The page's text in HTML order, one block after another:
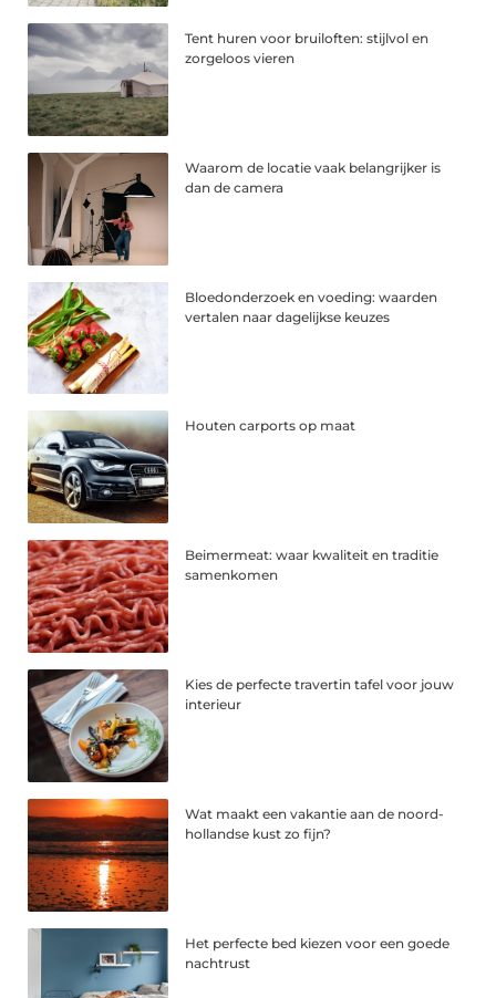
Tent huren voor bruiloften: stijlvol en
zorgeloos vieren
Waarom de locatie vaak belangrijker is
dan de camera
Bloedonderzoek en voeding: waarden
vertalen naar dagelijkse keuzes
Houten carports op maat
Beimermeat: waar kwaliteit en traditie
samenkomen
Kies de perfecte travertin tafel voor jouw
interieur
Wat maakt een vakantie aan de noord-
hollandse kust zo fijn?
Het perfecte bed kiezen voor een goede
nachtrust